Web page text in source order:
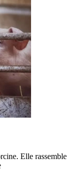
Elle rassemble